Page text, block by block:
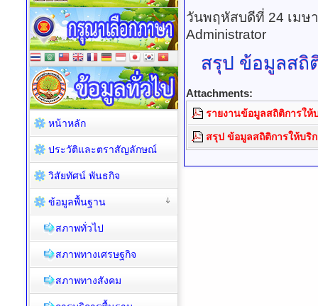
วันพฤหัสบดีที่ 24 เมษ
Administrator
สรุป ข้อมูลสถิ
Attachments:
รายงานข้อมูลสถิติการใ
สรุป ข้อมูลสถิติการให้บริ
หน้าหลัก
ประวัติและตราสัญลักษณ์
วิสัยทัศน์ พันธกิจ
ข้อมูลพื้นฐาน
สภาพทั่วไป
สภาพทางเศรษฐกิจ
สภาพทางสังคม